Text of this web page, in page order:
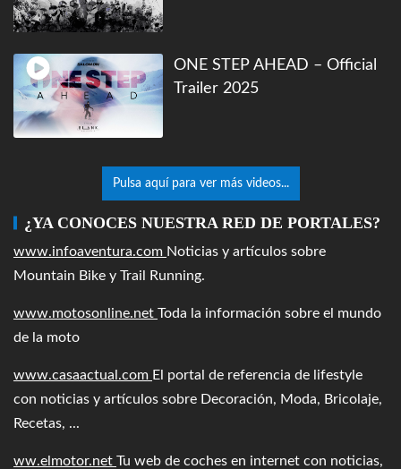
ONE STEP AHEAD – Official
Trailer 2025
Pulsa aquí para ver más videos...
¿YA CONOCES NUESTRA RED DE PORTALES?
www.infoaventura.com Noticias y artículos sobre
Mountain Bike y Trail Running.
www.motosonline.net Toda la información sobre el mundo
de la moto
www.casaactual.com El portal de referencia de lifestyle
con noticias y artículos sobre Decoración, Moda, Bricolaje,
Recetas, ...
ww.elmotor.net Tu web de coches en internet con noticias,